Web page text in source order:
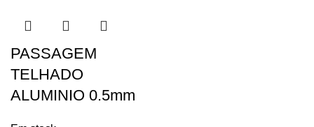
PASSAGEM
TELHADO
ALUMINIO 0.5mm